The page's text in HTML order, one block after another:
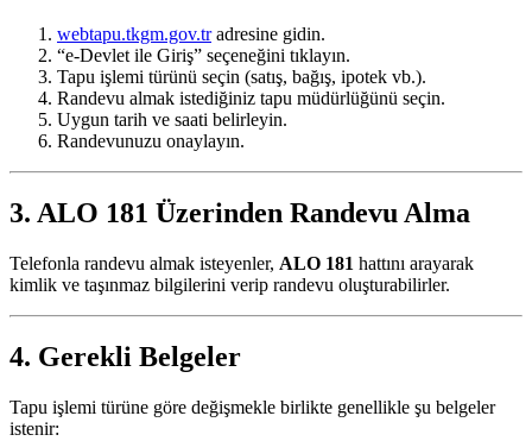
webtapu.tkgm.gov.tradresine gidin.
“e-Devlet ile Giriş” seçeneğini tıklayın.
Tapu işlemi türünü seçin (satış, bağış, ipotek vb.).
Randevu almak istediğiniz tapu müdürlüğünü seçin.
Uygun tarih ve saati belirleyin.
Randevunuzu onaylayın.
3. ALO 181 Üzerinden Randevu Alma
Telefonla randevu almak isteyenler, ALO 181 hattını arayarak
kimlik ve taşınmaz bilgilerini verip randevu oluşturabilirler.
4. Gerekli Belgeler
Tapu işlemi türüne göre değişmekle birlikte genellikle şu belgeler
istenir: